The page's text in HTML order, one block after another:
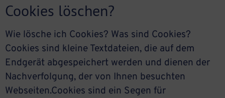
Cookies löschen?
Wie lösche ich Cookies? Was sind Cookies?
Cookies sind kleine Textdateien, die auf dem
Endgerät abgespeichert werden und dienen der
Nachverfolgung, der von Ihnen besuchten
Webseiten.Cookies sind ein Segen für